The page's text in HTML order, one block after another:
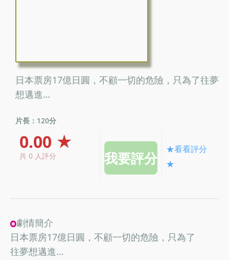
日本票房17億日圓，不顧一切的危險，只為了往夢
想邁進…
片長：120分
0.00 ★
共 0 人評分
★看看評分
★
劇情簡介
日本票房17億日圓，不顧一切的危險，只為了
往夢想邁進…